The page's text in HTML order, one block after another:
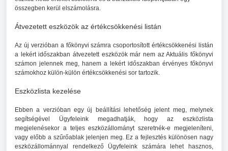
összegben kerül elszámolásra.
Átvezetett eszközök az értékcsökkenési listán
Az új verzióban a főkönyvi számra csoportosított értékcsökkenési listán
a lekért időszakban átvezetett eszközök már nem az Aktuális főkönyvi
számon jelennek meg, hanem a lekért időszakban érvényes főkönyvi
számokhoz külön-külön értékcsökkenési sor tartozik.
Eszközlista kezelése
Ebben a verzióban egy új beállítási lehetőség jelent meg, melynek
segítségével Ügyfeleink megadhatják, hogy az eszközlista
megjelenésekor a teljes eszközállományt szeretnék-e megjeleníteni,
vagy előbb a szűrőablak jelenjen meg. Ez a fejlesztés különösen nagy
eszközállománnyal rendelkező Ügyfeleink számára lehet hasznos,